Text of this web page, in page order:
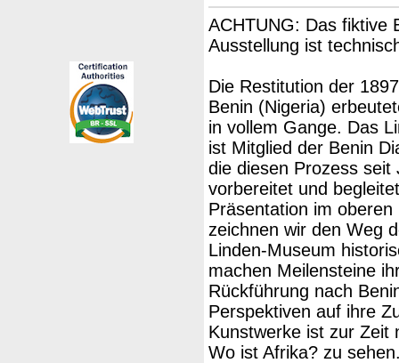
ACHTUNG: Das fiktive
Ausstellung ist
Die Restitution der
Benin (Nigeria)
in vollem Gange. Das
ist Mitglied der Benin
die diesen Prozess seit
vorbereitet und
Präsentation im oberen
zeichnen wir den Weg
Linden-Museum
machen Meilensteine
Rückführung nach
Perspektiven auf ihre
Kunstwerke ist zur Zeit
Wo ist Afrika? zu